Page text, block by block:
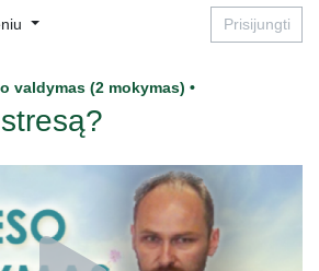
Prisijungti
valdymas (2 mokymas) •